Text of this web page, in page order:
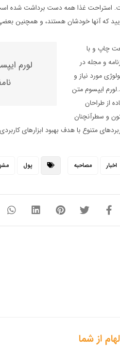
استراحت غذا همه دست برداشت شده
که آنها خودشان هستند، و همچنین
لورم
چاپ و با
و مجله در
مورد نیاز و
ایپسوم متن
از طراحان
و سطرآنچنان
متنوع با هدف بهبود ابزارهای
اخبار مصاحبه پول
از شما